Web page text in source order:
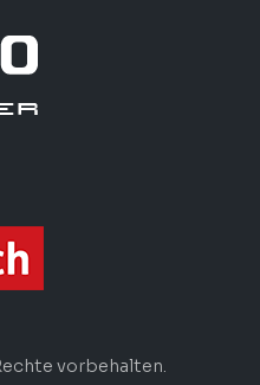
vorbehalten.